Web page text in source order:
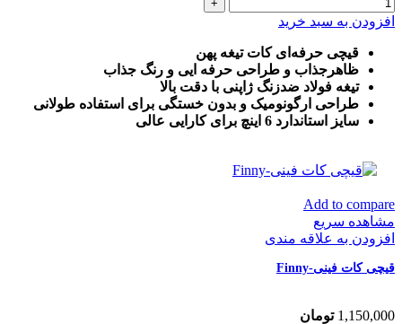
افزودن به سبد خرید
قیچی حرفه‌ای کات تیغه پهن
ظاهرجذاب و طراحی حرفه ایی و رنگ جذاب
تیغه فولاد ضدزنگ ژاپنی با دقت بالا
طراحی ارگونومیک و بدون خستگی برای استفاده طولانی
سایز استاندارد 6 اینچ برای کارایی عالی
Add to compare
مشاهده سریع
افزودن به علاقه مندی
قیچی کات فینی-Finny
1,150,000 تومان